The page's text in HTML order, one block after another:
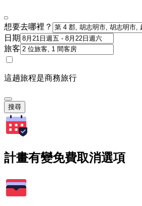
想要去哪裡？
日期
旅客
這趟旅程是商務旅行
搜尋
計畫有變免費取消選項